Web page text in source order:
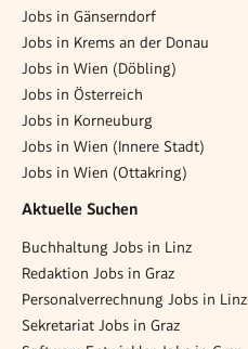
Jobs in Gänserndorf
Jobs in Krems an der Donau
Jobs in Wien (Döbling)
Jobs in Österreich
Jobs in Korneuburg
Jobs in Wien (Innere Stadt)
Jobs in Wien (Ottakring)
Aktuelle Suchen
Buchhaltung Jobs in Linz
Redaktion Jobs in Graz
Personalverrechnung Jobs in Linz
Sekretariat Jobs in Graz